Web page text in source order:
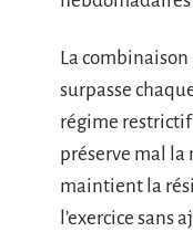
La
surpasse
régime
préserve mal la
maintient la
l’exercice